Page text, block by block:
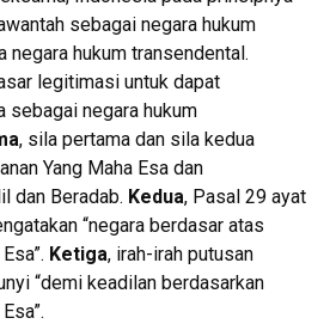
sebagai negara hukum
negara hukum transendental.
legitimasi untuk dapat
sebagai negara hukum
, sila pertama dan sila kedua
Yang Maha Esa dan
dan Beradab. Kedua, Pasal 29 ayat
“negara berdasar atas
Ketiga, irah-irah putusan
“demi keadilan berdasarkan